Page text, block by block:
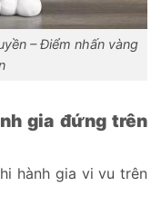
– Điểm nhấn vàng
gia đứng trên
hành gia vi vu trên